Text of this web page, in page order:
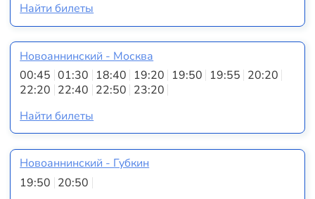
Найти билеты
Новоаннинский - Москва
00:45 01:30 18:40 19:20 19:50 19:55 20:20
22:20 22:40 22:50 23:20
Найти билеты
Новоаннинский - Губкин
19:50 20:50